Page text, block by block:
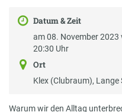
Datum & Zeit
am 08. November 2023
20:30 Uhr
Ort
Klex (Clubraum), Lange
Warum wir den Alltag